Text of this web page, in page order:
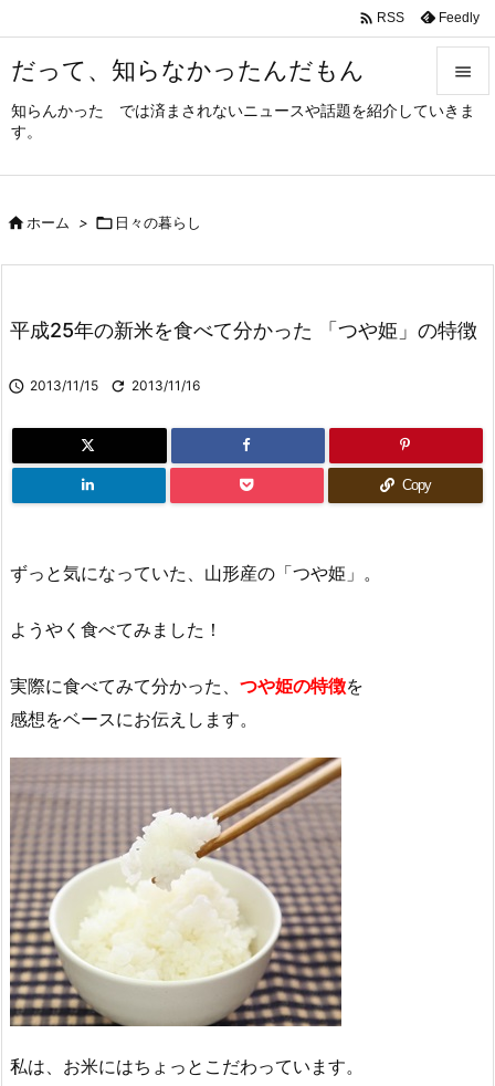
だって、知らなかったんだもん
知らんかった では済まされないニュースや話題を紹介していきま
す。




 RSS Feedly
ホーム >  日々の暮らし
平成25年の新米を食べて分かった 「つや姫」の特徴
 2013/11/15  2013/11/16
Copy
ずっと気になっていた、山形産の「つや姫」。
ようやく食べてみました！
実際に食べてみて分かった、 つや姫の特徴を
感想をベースにお伝えします。
私は、お米にはちょっとこだわっています。